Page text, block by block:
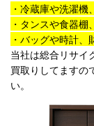
・冷蔵庫や洗濯
・タンスや食器
・バッグや時計
当社は総合リサイ
買取りしてますの
い。